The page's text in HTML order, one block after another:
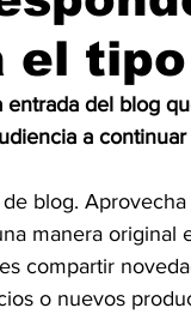
Copa Mundial
el
entrada del blog
a
blog.
manera
compartir
o nuevos